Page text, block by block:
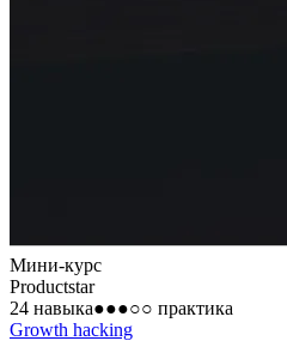
Мини-курс
Productstar
24 навыка●●●○○ практика
Growth hacking